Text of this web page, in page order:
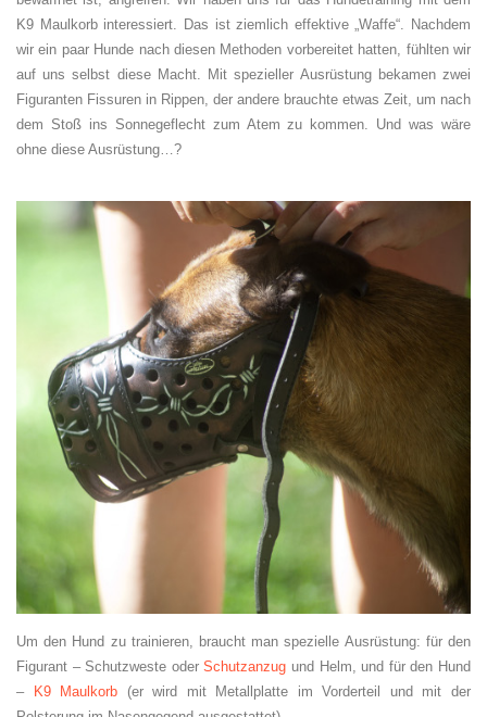
K9 Maulkorb interessiert. Das ist ziemlich effektive „Waffe“. Nachdem
wir ein paar Hunde nach diesen Methoden vorbereitet hatten, fühlten wir
auf uns selbst diese Macht. Mit spezieller Ausrüstung bekamen zwei
Figuranten Fissuren in Rippen, der andere brauchte etwas Zeit, um nach
dem Stoß ins Sonnegeflecht zum Atem zu kommen. Und was wäre
ohne diese Ausrüstung…?
Um den Hund zu trainieren, braucht man spezielle Ausrüstung: für den
Figurant – Schutzweste oderSchutzanzug und Helm, und für den Hund
–
K9 Maulkorb (er wird mit Metallplatte im Vorderteil und mit der